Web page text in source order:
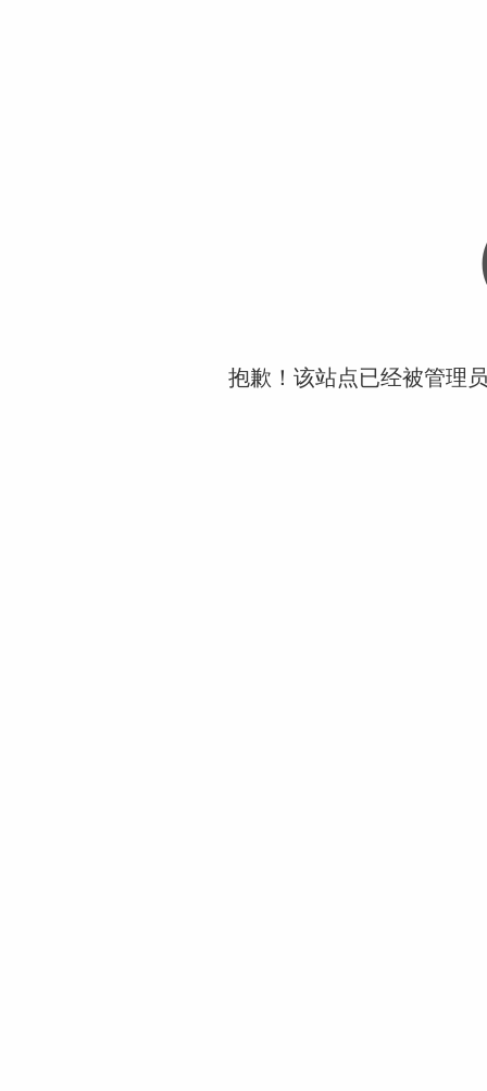
抱歉！该站点已经被管理